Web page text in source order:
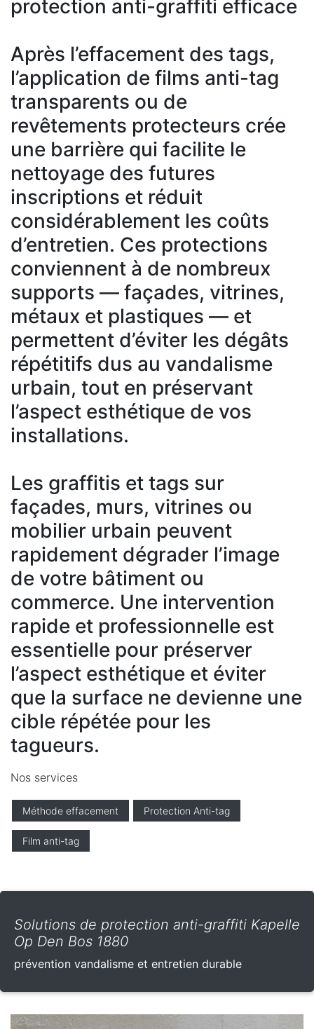
protection anti-graffiti efficace
Après l’effacement des tags,
l’application de films anti-tag
transparents ou de
revêtements protecteurs crée
une barrière qui facilite le
nettoyage des futures
inscriptions et réduit
considérablement les coûts
d’entretien. Ces protections
conviennent à de nombreux
supports — façades, vitrines,
métaux et plastiques — et
permettent d’éviter les dégâts
répétitifs dus au vandalisme
urbain, tout en préservant
l’aspect esthétique de vos
installations.
Les graffitis et tags sur
façades, murs, vitrines ou
mobilier urbain peuvent
rapidement dégrader l’image
de votre bâtiment ou
commerce. Une intervention
rapide et professionnelle est
essentielle pour préserver
l’aspect esthétique et éviter
que la surface ne devienne une
cible répétée pour les
tagueurs.
Nos services
Méthode effacement Protection Anti-tag
Film anti-tag
Solutions de protection anti-graffiti Kapelle
Op Den Bos 1880
prévention vandalisme et entretien durable